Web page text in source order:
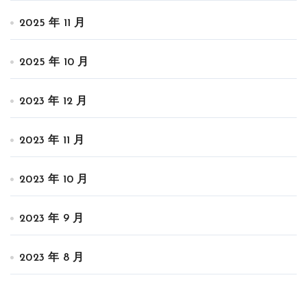
2025 年 11 月
2025 年 10 月
2023 年 12 月
2023 年 11 月
2023 年 10 月
2023 年 9 月
2023 年 8 月